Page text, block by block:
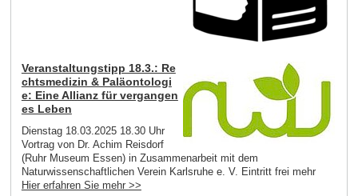
Veranstaltungstipp 18.3.: Re
chtsmedizin & Paläontologi
e: Eine Allianz für vergangen
es Leben
Dienstag 18.03.2025 18.30 Uhr
Vortrag von Dr. Achim Reisdorf
(Ruhr Museum Essen) in Zusammenarbeit mit dem
Naturwissenschaftlichen Verein Karlsruhe e. V. Eintritt frei mehr
Hier erfahren Sie mehr >>